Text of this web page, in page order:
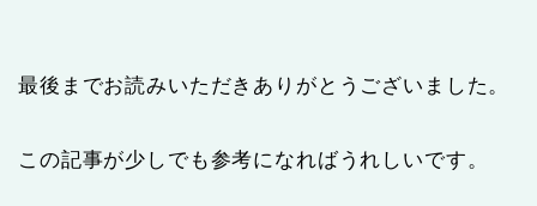
最後までお読みいただきありがとうございました。
この記事が少しでも参考になればうれしいです。